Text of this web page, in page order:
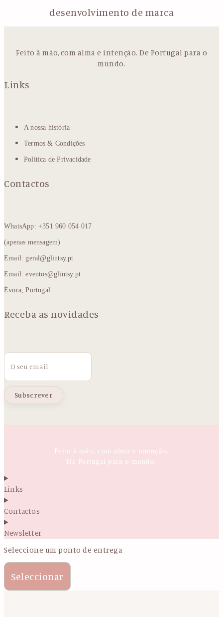
desenvolvimento de marca
Feito à mão, com alma e intenção. De Portugal para o
mundo.
Links
A nossa história
Termos & Condições
Política de Privacidade
Contactos
WhatsApp: +351 960 054 017
(apenas mensagem)
Email: geral@glintsy.pt
Email: eventos@glintsy.pt
Évora, Portugal
Receba as novidades
Email
Feito à mão, com alma e intenção.
De Portugal para o mundo.
Links
Contactos
Newsletter
Seleccione um ponto de entrega
Seleccionar